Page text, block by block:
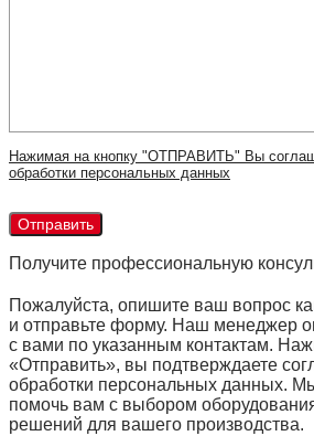
Нажимая на кнопку "ОТПРАВИТЬ" Вы
обработки персональных данных
Получите профессиональную
Пожалуйста, опишите ваш вопрос
и отправьте форму. Наш менеджер
с вами по указанным контактам.
«Отправить», вы подтверждаете
обработки персональных данных.
помочь вам с выбором
решений для вашего производства.